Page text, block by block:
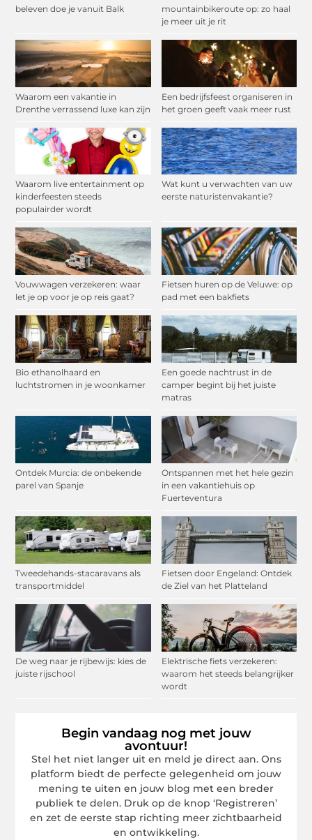
beleven doe je vanuit Balk
mountainbikeroute op: zo haal
je meer uit je rit
Waarom een vakantie in
Drenthe verrassend luxe kan zijn
Een bedrijfsfeest organiseren in
het groen geeft vaak meer rust
Waarom live entertainment op
kinderfeesten steeds
populairder wordt
Wat kunt u verwachten van uw
eerste naturistenvakantie?
Vouwwagen verzekeren: waar
let je op voor je op reis gaat?
Fietsen huren op de Veluwe: op
pad met een bakfiets
Bio ethanolhaard en
luchtstromen in je woonkamer
Een goede nachtrust in de
camper begint bij het juiste
matras
Ontdek Murcia: de onbekende
parel van Spanje
Ontspannen met het hele gezin
in een vakantiehuis op
Fuerteventura
Tweedehands-stacaravans als
transportmiddel
Fietsen door Engeland: Ontdek
de Ziel van het Platteland
De weg naar je rijbewijs: kies de
juiste rijschool
Elektrische fiets verzekeren:
waarom het steeds belangrijker
wordt
Begin vandaag nog met jouw
avontuur!
Stel het niet langer uit en meld je direct aan. Ons
platform biedt de perfecte gelegenheid om jouw
mening te uiten en jouw blog met een breder
publiek te delen. Druk op de knop ‘Registreren’
en zet de eerste stap richting meer zichtbaarheid
en ontwikkeling.